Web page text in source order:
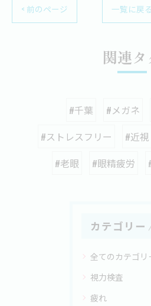
< 前のページ 一覧に戻る
関連
#千葉 #メガネ
#ストレスフリー
#近視
#老眼
#眼精疲労
カテゴリー
全てのカテゴリ
視力検査
疲れ